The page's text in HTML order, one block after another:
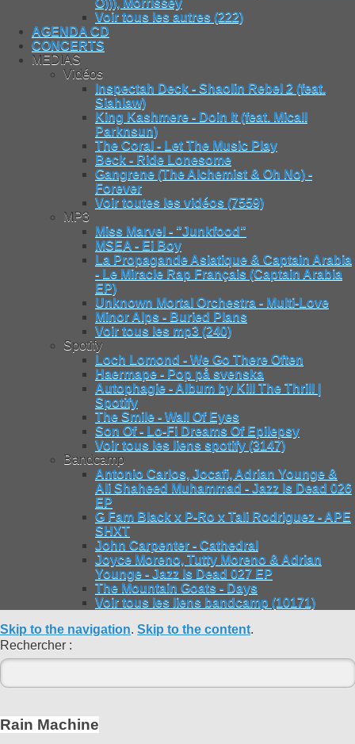
O))), Morrissey
Voir tous les autres (222)
AGENDA CD
CONCERTS
MEDIAS
Vidéos
Inspectah Deck - Shaolin Rebel 2 (feat.
Siahlaw)
King Kashmere - Doin It (feat. Micall
Parknsun)
The Coral - Let The Music Play
Beck - Ride Lonesome
Gangrene (The Alchemist & Oh No) -
Forever
Voir toutes les vidéos (7559)
MP3
Miss Marvel - "Junkfood"
MSEA - Ei Boy
La Propagande Asiatique & Captain Arabia
- Le Miracle Rap Français (Captain Arabia
EP)
Unknown Mortal Orchestra - Multi-Love
Minor Alps - Buried Plans
Voir tous les mp3 (240)
Spotify
Loch Lomond - We Go There Often
Haermape - Pop på svenska
Autophagie - Album by Kill The Thrill |
Spotify
The Smile - Wall Of Eyes
Son Of - Lo-Fi Dreams Of Epilepsy
Voir tous les liens spotify (3147)
Bandcamp
Antonio Carlos, Jocafi, Adrian Younge &
Ali Shaheed Muhammad - Jazz Is Dead 026
EP
G Fam Black x P-Ro x Tali Rodriguez - APE
SHXT
John Carpenter - Cathedral
Joyce Moreno, Tutty Moreno & Adrian
Younge - Jazz Is Dead 027 EP
The Mountain Goats - Days
Voir tous les liens bandcamp (10171)
Skip to the navigation. Skip to the content.
Rechercher :
Rain Machine